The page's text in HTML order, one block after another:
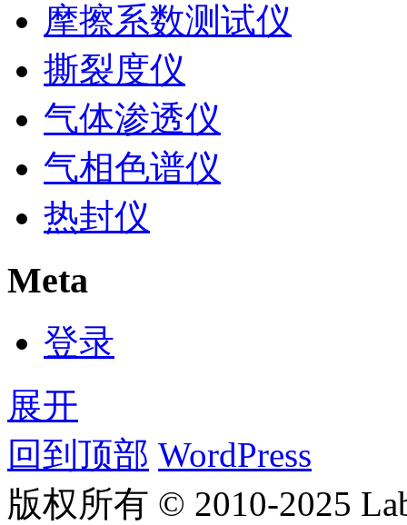
摩擦系数测试仪
撕裂度仪
气体渗透仪
气相色谱仪
热封仪
Meta
登录
展开
回到顶部 WordPress
版权所有 © 2010-2025